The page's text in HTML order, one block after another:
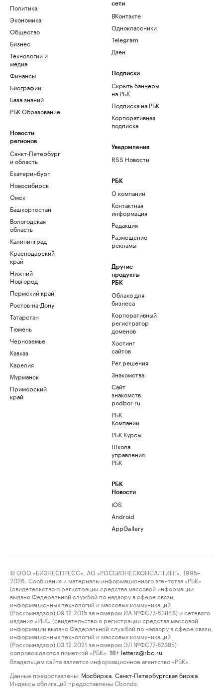
Политика
Экономика
Общество
Бизнес
Технологии и
медиа
Финансы
Биографии
База знаний
РБК Образование
Новости
регионов
Санкт-Петербург
и область
Екатеринбург
Новосибирск
Омск
Башкортостан
Вологодская
область
Калининград
Краснодарский
край
Нижний
Новгород
Пермский край
Ростов-на-Дону
Татарстан
Тюмень
Черноземье
Кавказ
Карелия
Мурманск
Приморский
край
сети
ВКонтакте
Одноклассники
Telegram
Дзен
Подписки
Скрыть баннеры
на РБК
Подписка на РБК
Корпоративная
подписка
Уведомления
RSS Новости
РБК
О компании
Контактная
информация
Редакция
Размещение
рекламы
Другие
продукты
РБК
Облако для
бизнеса
Корпоративный
регистратор
доменов
Хостинг
сайтов
Рег.решения
Знакомства
Сайт
знакомств
podbor.ru
РБК
Компании
РБК Курсы
Школа
управления
РБК
РБК
Новости
iOS
Android
AppGallery
© ООО «БИЗНЕСПРЕСС», АО «РОСБИЗНЕСКОНСАЛТИНГ», 1995–
2026. Сообщения и материалы информационного агентства «РБК»
(свидетельство о регистрации средства массовой информации
выдано Федеральной службой по надзору в сфере связи,
информационных технологий и массовых коммуникаций
(Роскомнадзор) 09.12.2015 за номером ИА №ФС77-63848) и сетевого
издания «РБК» (свидетельство о регистрации средства массовой
информации выдано Федеральной службой по надзору в сфере связи,
информационных технологий и массовых коммуникаций
(Роскомнадзор) 03.12.2021 за номером ЭЛ №ФС77-82385)
сопровождаются пометкой «РБК».
18+ letters@rbc.ru
Владельцем сайта является информационное агентство «РБК».
Данные предоставлены: Мосбиржа Санкт-Петербургская биржа
Индексы облигаций предоставлены Cbonds.